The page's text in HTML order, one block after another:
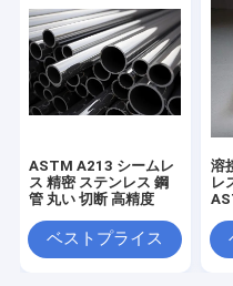
ASTM A213 シームレ
ス 精密 ステンレス 鋼
管 丸い 切断 高精度
ベストプライス
溶
レ
X